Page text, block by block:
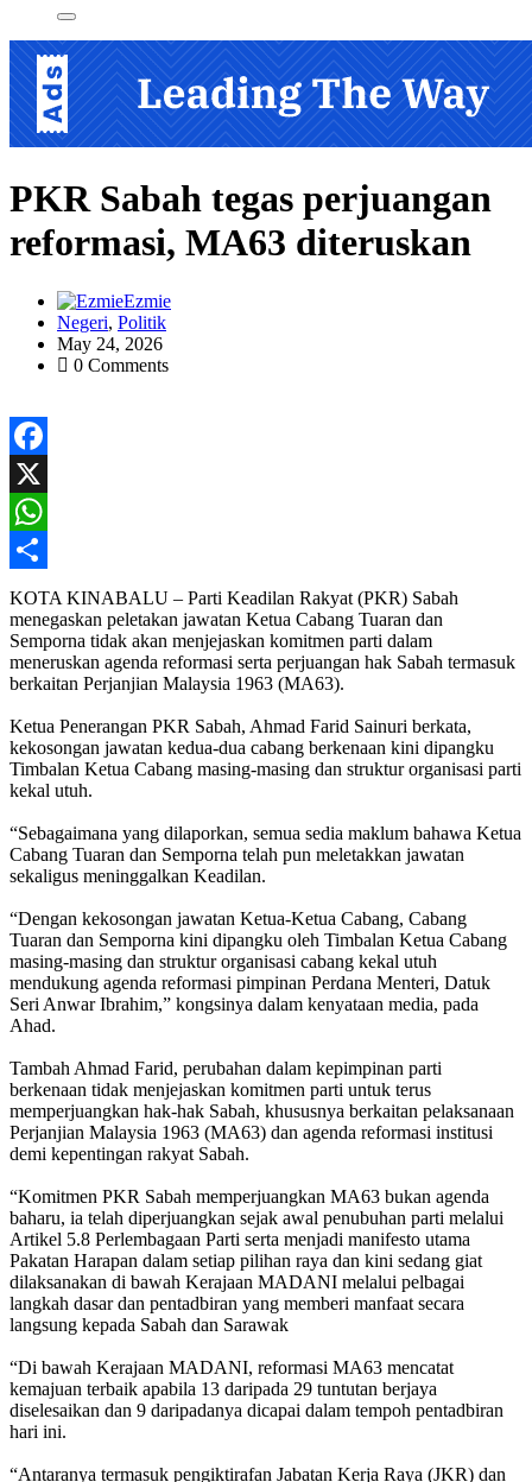
PKR Sabah tegas perjuangan
reformasi, MA63 diteruskan
Ezmie
Negeri, Politik
May 24, 2026
0 Comments
Facebook
X
WhatsApp
Share
KOTA KINABALU – Parti Keadilan Rakyat (PKR) Sabah
menegaskan peletakan jawatan Ketua Cabang Tuaran dan
Semporna tidak akan menjejaskan komitmen parti dalam
meneruskan agenda reformasi serta perjuangan hak Sabah termasuk
berkaitan Perjanjian Malaysia 1963 (MA63).
Ketua Penerangan PKR Sabah, Ahmad Farid Sainuri berkata,
kekosongan jawatan kedua-dua cabang berkenaan kini dipangku
Timbalan Ketua Cabang masing-masing dan struktur organisasi parti
kekal utuh.
“Sebagaimana yang dilaporkan, semua sedia maklum bahawa Ketua
Cabang Tuaran dan Semporna telah pun meletakkan jawatan
sekaligus meninggalkan Keadilan.
“Dengan kekosongan jawatan Ketua-Ketua Cabang, Cabang
Tuaran dan Semporna kini dipangku oleh Timbalan Ketua Cabang
masing-masing dan struktur organisasi cabang kekal utuh
mendukung agenda reformasi pimpinan Perdana Menteri, Datuk
Seri Anwar Ibrahim,” kongsinya dalam kenyataan media, pada
Ahad.
Tambah Ahmad Farid, perubahan dalam kepimpinan parti
berkenaan tidak menjejaskan komitmen parti untuk terus
memperjuangkan hak-hak Sabah, khususnya berkaitan pelaksanaan
Perjanjian Malaysia 1963 (MA63) dan agenda reformasi institusi
demi kepentingan rakyat Sabah.
“⁠Komitmen PKR Sabah memperjuangkan MA63 bukan agenda
baharu, ia telah diperjuangkan sejak awal penubuhan parti melalui
Artikel 5.8 Perlembagaan Parti serta menjadi manifesto utama
Pakatan Harapan dalam setiap pilihan raya dan kini sedang giat
dilaksanakan di bawah Kerajaan MADANI melalui pelbagai
langkah dasar dan pentadbiran yang memberi manfaat secara
langsung kepada Sabah dan Sarawak
“⁠Di bawah Kerajaan MADANI, reformasi MA63 mencatat
kemajuan terbaik apabila 13 daripada 29 tuntutan berjaya
diselesaikan dan 9 daripadanya dicapai dalam tempoh pentadbiran
hari ini.
“Antaranya termasuk pengiktirafan Jabatan Kerja Raya (JKR) dan